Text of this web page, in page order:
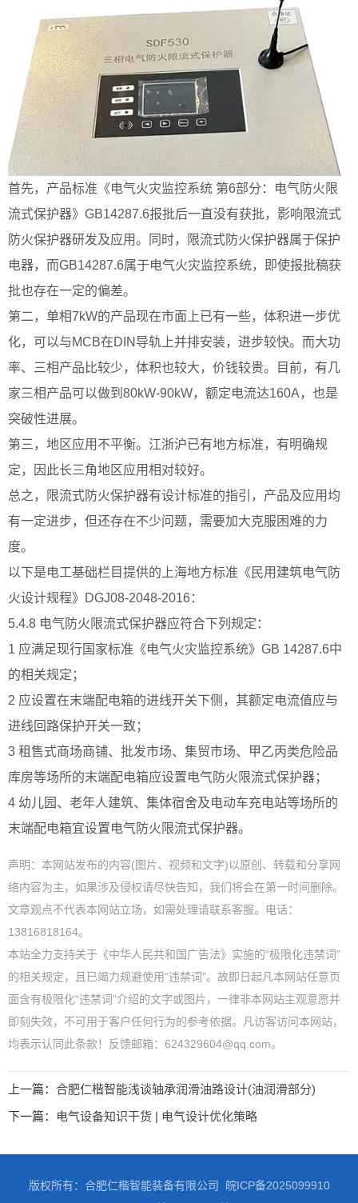
首先，产品标准《电气火灾监控系统 第6部分：电气防火限
流式保护器》GB14287.6报批后一直没有获批，影响限流式
防火保护器研发及应用。同时，限流式防火保护器属于保护
电器，而GB14287.6属于电气火灾监控系统，即使报批稿获
批也存在一定的偏差。
第二，单相7kW的产品现在市面上已有一些，体积进一步优
化，可以与MCB在DIN导轨上并排安装，进步较快。而大功
率、三相产品比较少，体积也较大，价钱较贵。目前，有几
家三相产品可以做到80kW-90kW，额定电流达160A，也是
突破性进展。
第三，地区应用不平衡。江浙沪已有地方标准，有明确规
定，因此长三角地区应用相对较好。
总之，限流式防火保护器有设计标准的指引，产品及应用均
有一定进步，但还存在不少问题，需要加大克服困难的力
度。
以下是电工基础栏目提供的上海地方标准《民用建筑电气防
火设计规程》DGJ08-2048-2016：
5.4.8 电气防火限流式保护器应符合下列规定：
1 应满足现行国家标准《电气火灾监控系统》GB 14287.6中
的相关规定；
2 应设置在末端配电箱的进线开关下侧，其额定电流值应与
进线回路保护开关一致；
3 租售式商场商铺、批发市场、集贸市场、甲乙丙类危险品
库房等场所的末端配电箱应设置电气防火限流式保护器；
4 幼儿园、老年人建筑、集体宿舍及电动车充电站等场所的
末端配电箱宜设置电气防火限流式保护器。
声明：本网站发布的内容(图片、视频和文字)以原创、转载和分享网
络内容为主，如果涉及侵权请尽快告知，我们将会在第一时间删除。
文章观点不代表本网站立场，如需处理请联系客服。电话：
13816818164。
本站全力支持关于《中华人民共和国广告法》实施的“极限化违禁词”
的相关规定，且已竭力规避使用“违禁词”。故即日起凡本网站任意页
面含有极限化“违禁词”介绍的文字或图片，一律非本网站主观意愿并
即刻失效，不可用于客户任何行为的参考依据。凡访客访问本网站，
均表示认同此条款！反馈邮箱：624329604@qq.com。
上一篇： 合肥仁楷智能浅谈轴承润滑油路设计(油润滑部分)
下一篇：
电气设备知识干货 | 电气设计优化策略
版权所有：合肥仁楷智能装备有限公司 皖ICP备2025099910